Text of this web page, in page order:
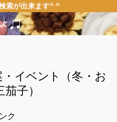
索が出来ます^ ^
ベント（冬・お
子）
ク